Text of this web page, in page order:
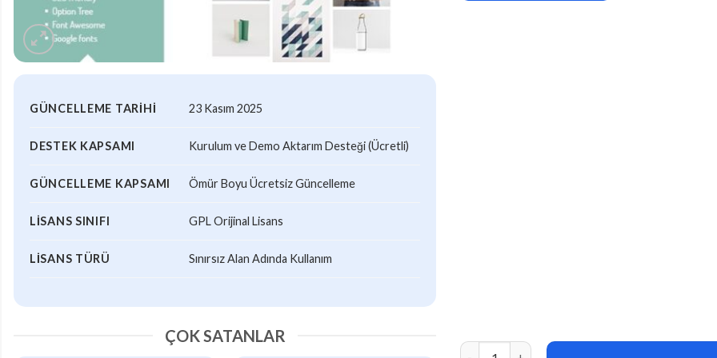
GÜNCELLEME TARIHI 23 Kasım 2025
DESTEK KAPSAMI Kurulum ve Demo Aktarım Desteği (Ücretli)
GÜNCELLEME KAPSAMI Ömür Boyu Ücretsiz Güncelleme
LISANS SINIFI GPL Orijinal Lisans
LISANS TÜRÜ Sınırsız Alan Adında Kullanım
ÇOK SATANLAR
PineCone (v5.4.2) Creative Portfolio and Blog